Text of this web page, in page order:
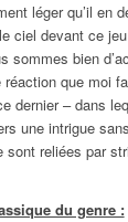
léger qu’il en
ciel devant ce
sommes bien
que moi
dernier – dans
une intrigue
reliées par
du genre :